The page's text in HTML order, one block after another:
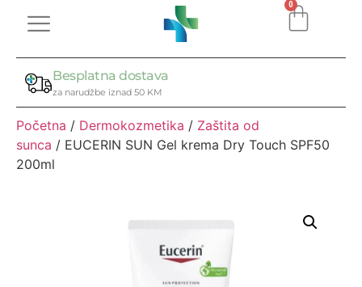
0
Besplatna dostava
za narudžbe iznad 50 KM
Početna / Dermokozmetika / Zaštita od
sunca / EUCERIN SUN Gel krema Dry Touch SPF50
200ml